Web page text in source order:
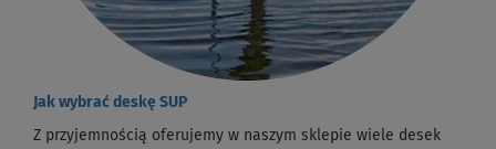
Jak wybrać deskę SUP
Z przyjemnością oferujemy w naszym sklepie wiele desek